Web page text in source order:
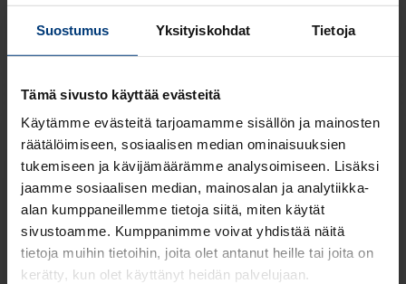
Suostumus Yksityiskohdat Tietoja
Tämä sivusto käyttää evästeitä
Käytämme evästeitä tarjoamamme sisällön ja mainosten
räätälöimiseen, sosiaalisen median ominaisuuksien
tukemiseen ja kävijämäärämme analysoimiseen. Lisäksi
jaamme sosiaalisen median, mainosalan ja analytiikka-
alan kumppaneillemme tietoja siitä, miten käytät
sivustoamme. Kumppanimme voivat yhdistää näitä
tietoja muihin tietoihin, joita olet antanut heille tai joita on
kerätty, kun olet käyttänyt heidän palvelujaan.
Lue lisää